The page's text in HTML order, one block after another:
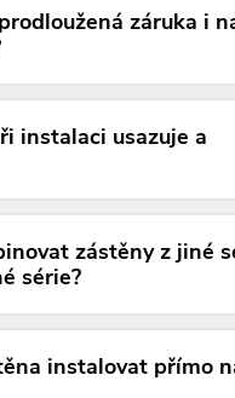
záruka i
instalaci usazuje a
zástěny z jiné
série?
instalovat přímo